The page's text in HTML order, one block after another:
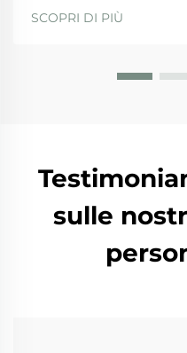
effettivamente
fornitori, le aziende
SCOPRI DI PIÙ
sulle